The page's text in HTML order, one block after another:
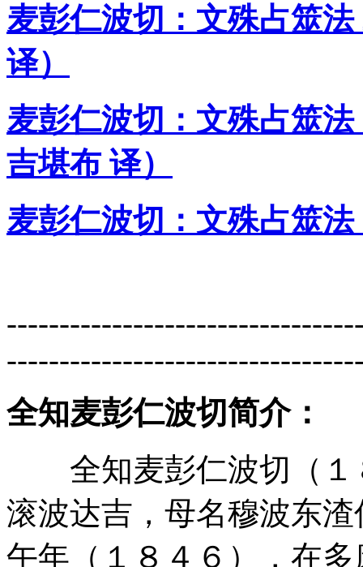
麦彭仁波切：文殊占筮
译）
麦彭仁波切：文殊占筮
吉堪布 译）
麦彭仁波切：文殊占筮
全知麦彭仁波切简介：
全知麦彭仁波切（１
滚波达吉，母名穆波东
午年（１８４６），在